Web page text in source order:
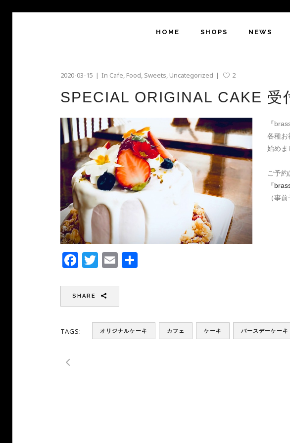
HOME SHOPS NEWS
2020-03-15 In Cafe, Food, Sweets, Uncategorized 2
SPECIAL ORIGINAL CAKE 受
『
各種お
始めま
ご予約
『
（事
Facebook
TwitterEmail
SHARE
TAGS: オリジナルケーキ カフェ ケーキ バースデーケーキ